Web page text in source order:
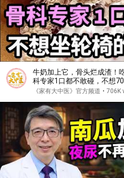
牛奶加上它，骨头烂成渣！
科专家1口都不敢碰，不想
欢都要忌口！【家庭大医生
《家有大中医》官方频道 • 706K